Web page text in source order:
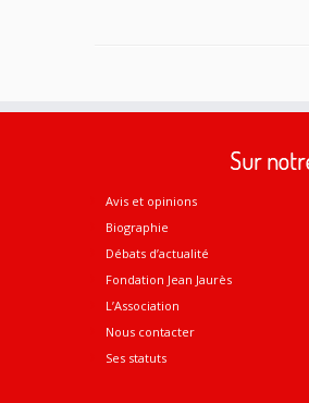
Sur
Avis et opinions
Biographie
Débats d’actualité
Fondation Jean Jaurès
L’Association
Nous contacter
Ses statuts